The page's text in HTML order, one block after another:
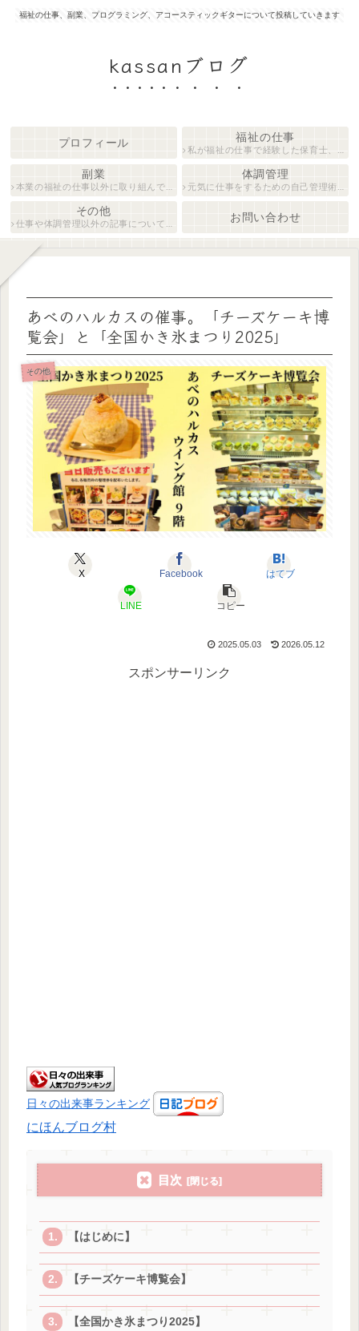
福祉の仕事、副業、プログラミング、アコースティックギターについて投稿していきます
kassanブログ
プロフィール 福祉の仕事
私が福祉の仕事で経験した保育士、障がい者生活支援員について紹介します。
副業
本業の福祉の仕事以外に取り組んでいる仕事について紹介します。
体調管理
元気に仕事をするための自己管理術について説明します。
その他
仕事や体調管理以外の記事について執筆しています。
お問い合わせ
あべのハルカスの催事。「チーズケーキ博
覧会」と「全国かき氷まつり2025」
その他
X Facebook はてブ
LINE コピー
2025.05.03 2026.05.12
スポンサーリンク
日々の出来事ランキング
にほんブログ村
目次
【はじめに】
【チーズケーキ博覧会】
【全国かき氷まつり2025】